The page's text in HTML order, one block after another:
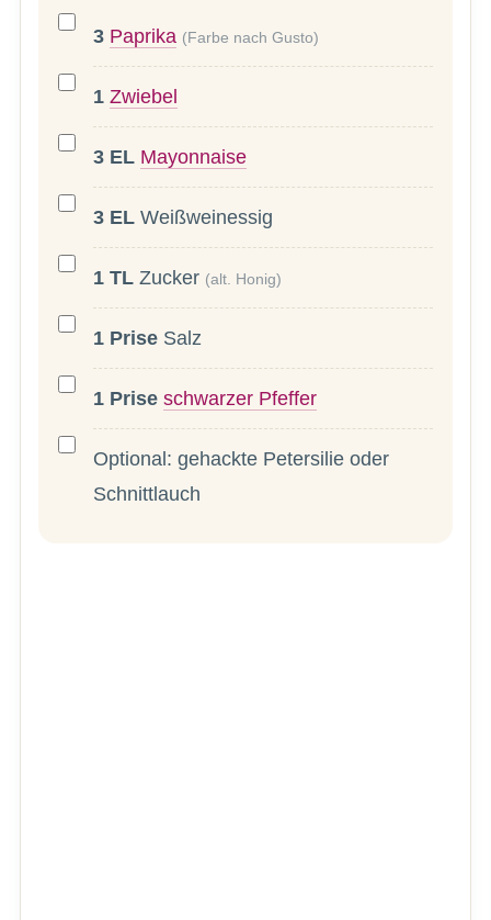
3 Paprika (Farbe nach Gusto)
1 Zwiebel
3 EL Mayonnaise
3 EL Weißweinessig
1 TL Zucker (alt. Honig)
1 Prise Salz
1 Prise schwarzer Pfeffer
Optional: gehackte Petersilie oder
Schnittlauch